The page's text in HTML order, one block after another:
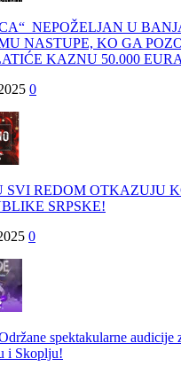
NEPOŽELJAN U
NASTUPE, KO GA
KAZNU 50.000
0
SVI REDOM OTKAZUJU
SRPSKE!
0
spektakularne audicije
i Skoplju!